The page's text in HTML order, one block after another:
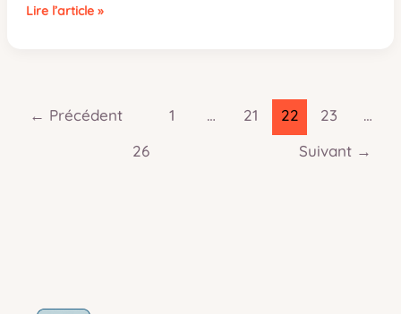
Bière
Lire l’article »
← Précédent 1 … 21 22 23
…
26
Suivant →